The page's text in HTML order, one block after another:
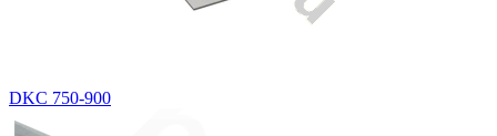
DKC 750-900